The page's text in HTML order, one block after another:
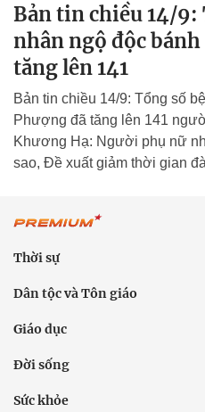
Bản tin chiều 14/9:
nhân ngộ độc
tăng lên 141
Bản tin chiều 14/9: Tổng số
Phượng đã tăng lên 141
Khương Hạ: Người phụ nữ
sao, Đề xuất giảm thời gian
Thời sự
Dân tộc và Tôn giáo
Giáo dục
Đời sống
Sức khỏe